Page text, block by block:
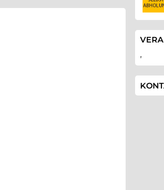
,